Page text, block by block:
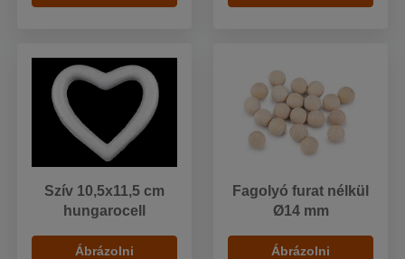
Szív 10,5x11,5 cm
hungarocell
Ábrázolni
Fagolyó furat nélkül
Ø14 mm
Ábrázolni